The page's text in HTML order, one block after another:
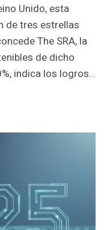
Unido, esta
de tres estrellas
The SRA, la
de dicho
indica los logros…